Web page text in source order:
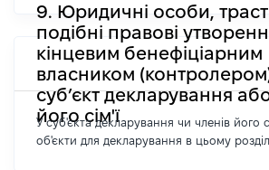
9. Юридичні особи,
подібні правові
кінцевим бенефіціарним
власником
суб’єкт декларування
його сім'ї
У суб'єкта декларування чи членів його
об'єкти для декларування в цьому